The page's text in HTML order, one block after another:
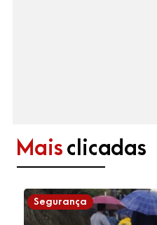
Mais clicadas
Segurança